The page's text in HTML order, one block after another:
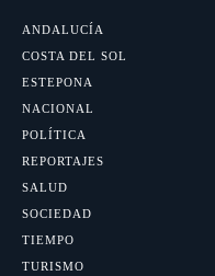
ANDALUCÍA
COSTA DEL SOL
ESTEPONA
NACIONAL
POLÍTICA
REPORTAJES
SALUD
SOCIEDAD
TIEMPO
TURISMO